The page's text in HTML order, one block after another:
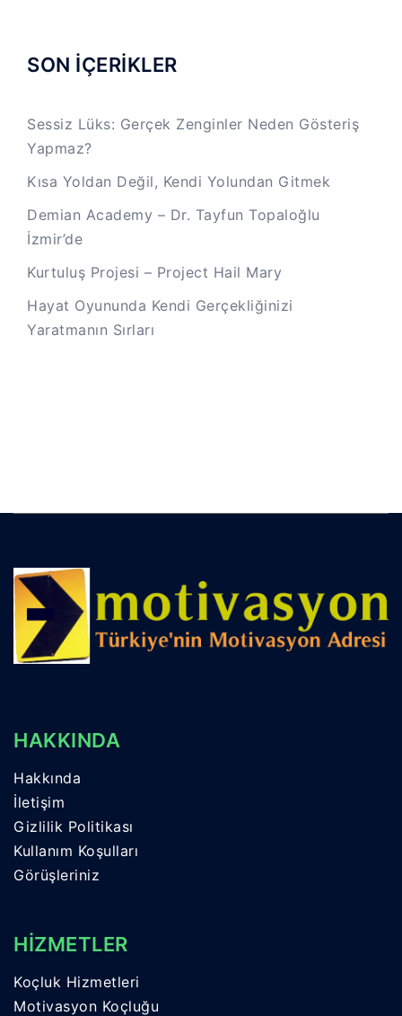
SON İÇERİKLER
Sessiz Lüks: Gerçek Zenginler Neden Gösteriş
Yapmaz?
Kısa Yoldan Değil, Kendi Yolundan Gitmek
Demian Academy – Dr. Tayfun Topaloğlu
İzmir’de
Kurtuluş Projesi – Project Hail Mary
Hayat Oyununda Kendi Gerçekliğinizi
Yaratmanın Sırları
HAKKINDA
Hakkında
İletişim
Gizlilik Politikası
Kullanım Koşulları
Görüşleriniz
HİZMETLER
Koçluk Hizmetleri
Motivasyon Koçluğu